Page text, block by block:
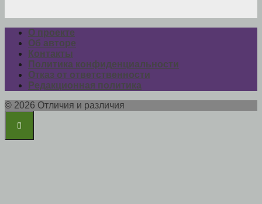
О проекте
Об авторе
Контакты
Политика конфиденциальности
Отказ от ответственности
Редакционная политика
© 2026 Отличия и различия